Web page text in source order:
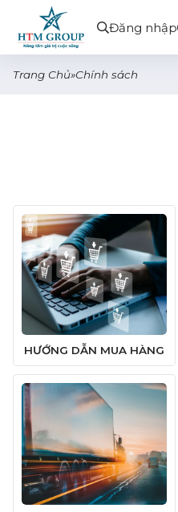
Đăng nhập
Trang Chủ»Chính sách
HƯỚNG DẪN MUA HÀNG